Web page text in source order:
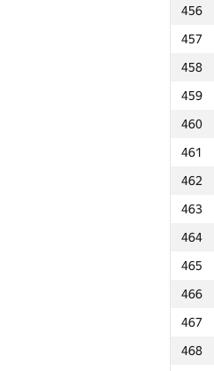
456
457
458
459
460
461
462
463
464
465
466
467
468